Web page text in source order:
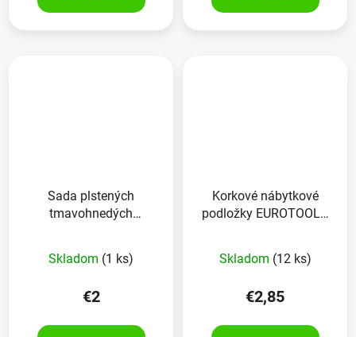
Sada plstených
tmavohnedých
43 kusov
Skladom (1 ks)
€2
Korkové nábytkové
podložky EUROTOOLS
Skladom (12 ks)
€2,85